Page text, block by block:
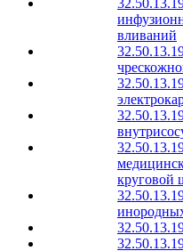
вливаний
круговой